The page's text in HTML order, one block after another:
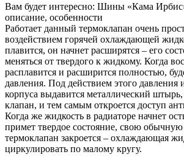
Вам будет интересно: Шины «Кама
описание, особенности
Работает данный термоклапан очень
воздействием горячей охлаждающей
плавится, он начнет расширятся – его
меняться от твердого к жидкому. Когда
расплавится и расширится полностью,
давления. Под действием этого давления
корпуса выдавится металлический
клапан, и тем самым откроется доступ
Когда же жидкость в радиаторе начнет
примет твердое состояние, свою
термоклапан закроется – охлаждающая
циркулировать по малому кругу.